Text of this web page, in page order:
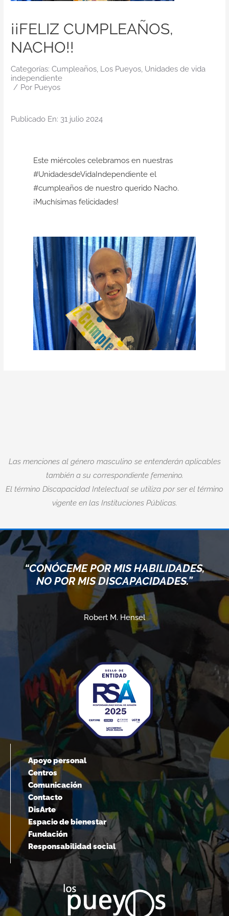
Contacto
¡¡FELIZ CUMPLEAÑOS,
NACHO!!
Categorías: Cumpleaños, Los Pueyos, Unidades de vida
independiente
/ Por Pueyos
Publicado En: 31 julio 2024
Este miércoles celebramos en nuestras
#UnidadesdeVidaIndependiente el
#cumpleaños de nuestro querido Nacho.
¡Muchísimas felicidades!
Las menciones al género masculino se entenderán aplicables
también a su correspondiente femenino.
El término Discapacidad Intelectual se utiliza por ser el término
vigente en las Instituciones Públicas.
“CONÓCEME POR MIS HABILIDADES,
NO POR MIS DISCAPACIDADES.”
Robert M. Hensel
Apoyo personal
Centros
Comunicación
Contacto
DisArte
Espacio de bienestar
Fundación
Responsabilidad social